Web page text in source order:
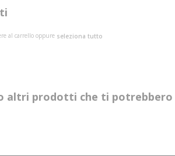
al carrello oppure seleziona tutto
altri prodotti che ti potrebbero